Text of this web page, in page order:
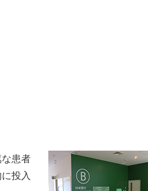
患者
投入